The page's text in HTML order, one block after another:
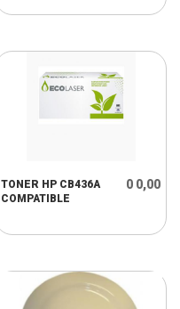
TONER HP CB436A
COMPATIBLE
0 0,00